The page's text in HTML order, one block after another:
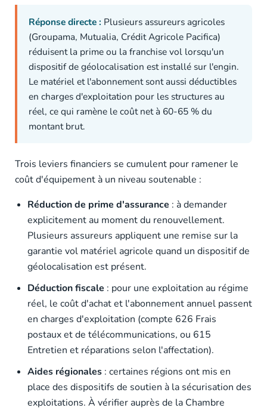
Réponse directe : Plusieurs assureurs agricoles
(Groupama, Mutualia, Crédit Agricole Pacifica)
réduisent la prime ou la franchise vol lorsqu'un
dispositif de géolocalisation est installé sur l'engin.
Le matériel et l'abonnement sont aussi déductibles
en charges d'exploitation pour les structures au
réel, ce qui ramène le coût net à 60-65 % du
montant brut.
Trois leviers financiers se cumulent pour ramener le
coût d'équipement à un niveau soutenable :
Réduction de prime d'assurance : à demander
explicitement au moment du renouvellement.
Plusieurs assureurs appliquent une remise sur la
garantie vol matériel agricole quand un dispositif de
géolocalisation est présent.
Déduction fiscale : pour une exploitation au régime
réel, le coût d'achat et l'abonnement annuel passent
en charges d'exploitation (compte 626 Frais
postaux et de télécommunications, ou 615
Entretien et réparations selon l'affectation).
Aides régionales: certaines régions ont mis en
place des dispositifs de soutien à la sécurisation des
exploitations. À vérifier auprès de la Chambre